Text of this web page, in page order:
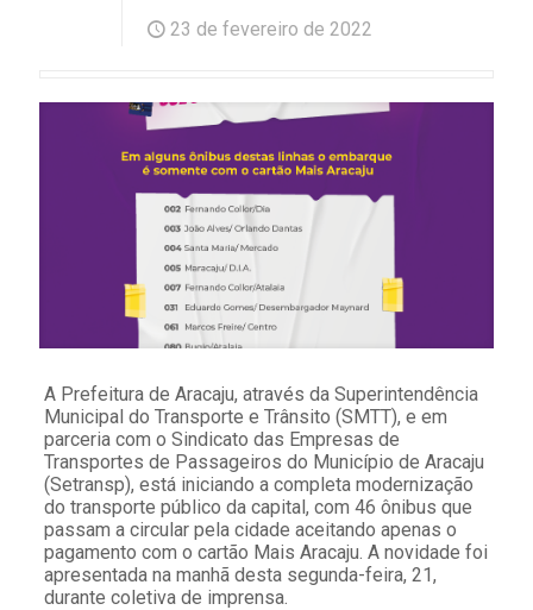
23 de fevereiro de 2022
A Prefeitura de Aracaju, através da Superintendência
Municipal do Transporte e Trânsito (SMTT), e em
parceria com o Sindicato das Empresas de
Transportes de Passageiros do Município de Aracaju
(Setransp), está iniciando a completa modernização
do transporte público da capital, com 46 ônibus que
passam a circular pela cidade aceitando apenas o
pagamento com o cartão Mais Aracaju. A novidade foi
apresentada na manhã desta segunda-feira, 21,
durante coletiva de imprensa.